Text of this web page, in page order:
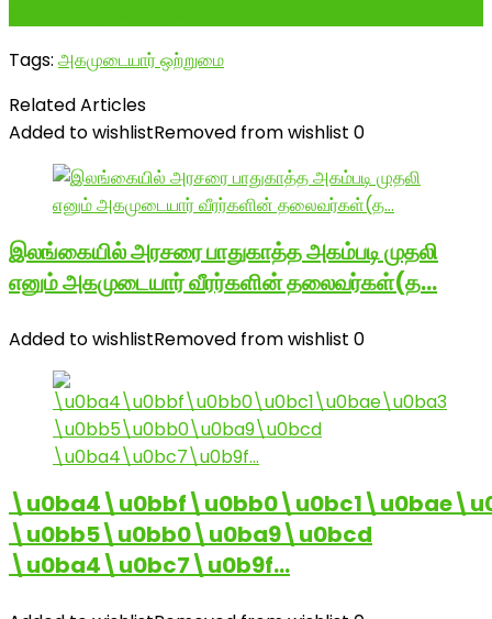
Tags: அகமுடையார் ஒற்றுமை
Related Articles
Added to wishlistRemoved from wishlist 0
இலங்கையில் அரசரை பாதுகாத்த அகம்படி முதலி
எனும் அகமுடையார் வீரர்களின் தலைவர்கள்(த…
Added to wishlistRemoved from wishlist 0
\u0bb5\u0bb0\u0ba9\u0bcd
\u0ba4\u0bc7\u0b9f…